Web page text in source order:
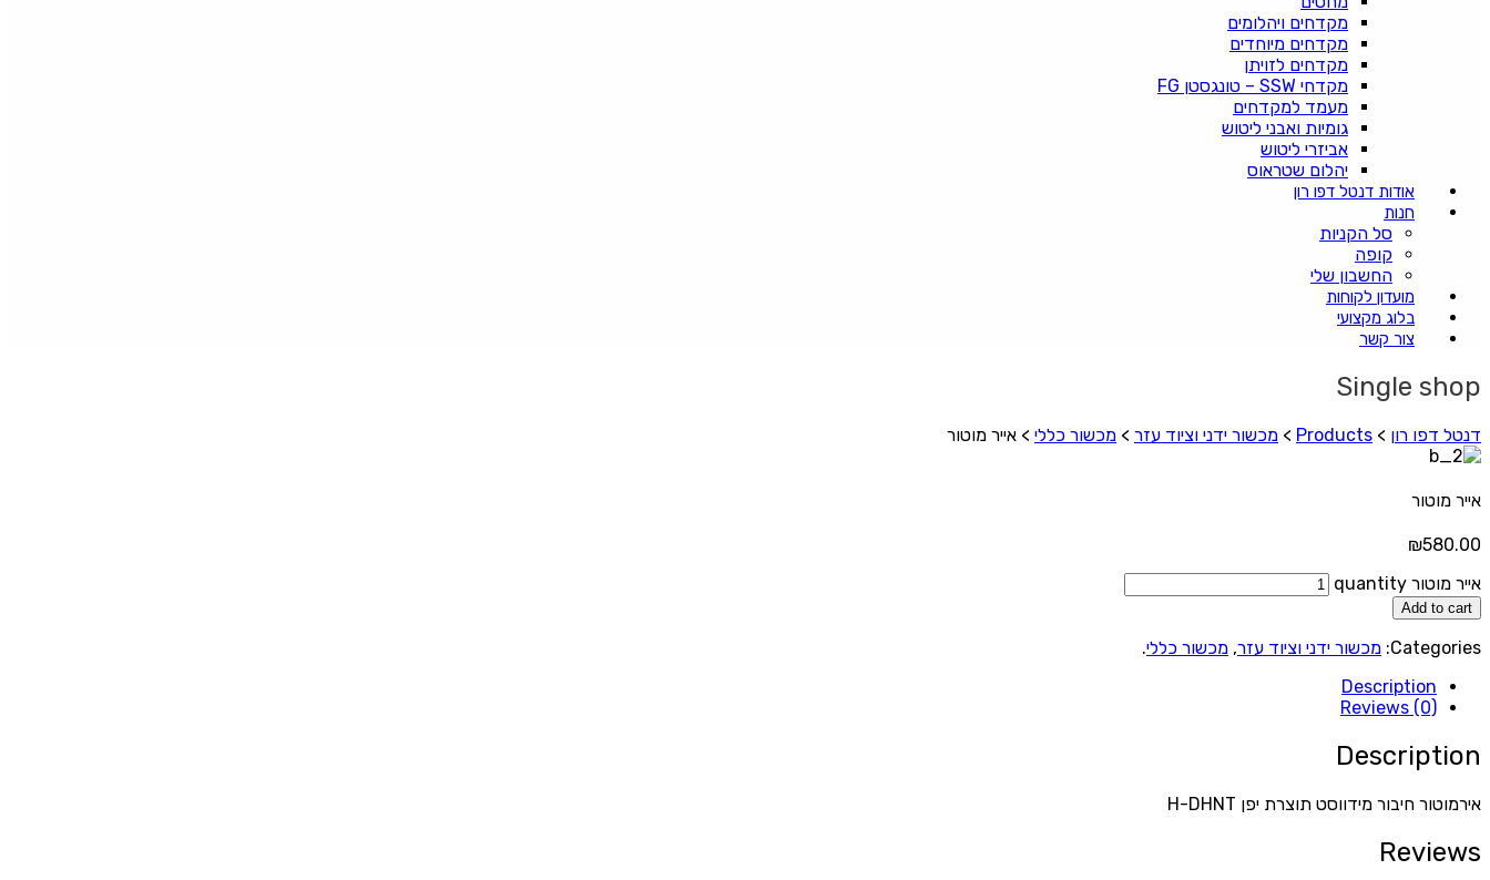
מקדחים ויהלומים
מקדחים מיוחדים
מקדחים לזויתן
מקדחי SSW – טונגסטן FG
מעמד למקדחים
גומיות ואבני ליטוש
אביזרי ליטוש
יהלום שטראוס
אודות דנטל דפו רון
חנות
סל הקניות
קופה
החשבון שלי
מועדון לקוחות
בלוג מקצועי
צור קשר
Single shop
דנטל דפו רון >
Products
> מכשור ידני וציוד עזר > מכשור כללי > אייר מוטור
אייר מוטור
₪580.00
אייר מוטור quantity
Add to cart
Categories: מכשור ידני וציוד עזר, מכשור כללי.
Description
Reviews (0)
Description
אירמוטור חיבור מידווסט תוצרת יפן H-DHNT
Reviews